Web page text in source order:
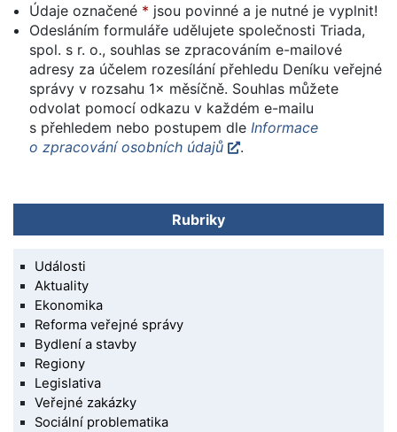
Údaje označené
jsou povinné a je nutné je vyplnit!
Odesláním formuláře udělujete společnosti Triada,
spol. s r. o., souhlas se zpracováním e-mailové
adresy za účelem rozesílání přehledu Deníku veřejné
správy v rozsahu 1× měsíčně. Souhlas můžete
odvolat pomocí odkazu v každém e-mailu
s přehledem nebo postupem dle Informace
o zpracování osobních údajů
.
Rubriky
Události
Aktuality
Ekonomika
Reforma veřejné správy
Bydlení a stavby
Regiony
Legislativa
Veřejné zakázky
Sociální problematika